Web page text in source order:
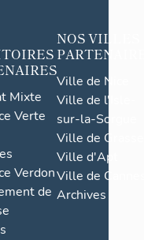
Mixte
Verte
Verdon
de
NOS VILLES
Ville de Nice
Ville de l'Isle-
sur-la-Sorgue
Ville de Grasse
Ville d'Apt
Ville de
Archives